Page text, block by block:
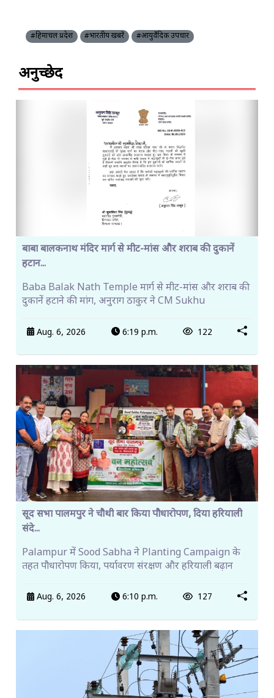
#हिमाचल प्रदेश #भारतीय खबरें #आयुर्वेदिक उपचार
अनुच्छेद
बाबा बालकनाथ मंदिर मार्ग से मीट-मांस और शराब की दुकानें
हटान...
Baba Balak Nath Temple मार्ग से मीट-मांस और शराब की
दुकानें हटाने की मांग, अनुराग ठाकुर ने CM Sukhu
Aug. 6, 2026 6:19 p.m. 122
सूद सभा पालमपुर ने चौथी बार किया पौधारोपण, दिया हरियाली
संदे...
Palampur में Sood Sabha ने Planting Campaign के
तहत पौधारोपण किया, पर्यावरण संरक्षण और हरियाली बढ़ान
Aug. 6, 2026 6:10 p.m. 127